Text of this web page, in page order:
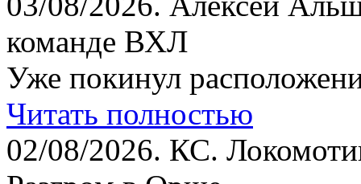
команде ВХЛ
Уже покинул
Читать полностью
02/08/2026. КС.